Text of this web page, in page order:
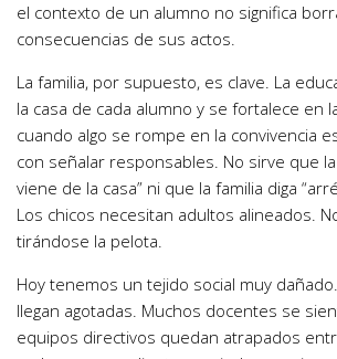
el contexto de un alumno no significa
consecuencias de sus actos.
La familia, por supuesto, es clave. La
la casa de cada alumno y se fortalece en
cuando algo se rompe en la convivencia
con señalar responsables. No sirve que
viene de la casa” ni que la familia diga
Los chicos necesitan adultos alineados.
tirándose la pelota.
Hoy tenemos un tejido social muy
llegan agotadas. Muchos docentes se
equipos directivos quedan atrapados